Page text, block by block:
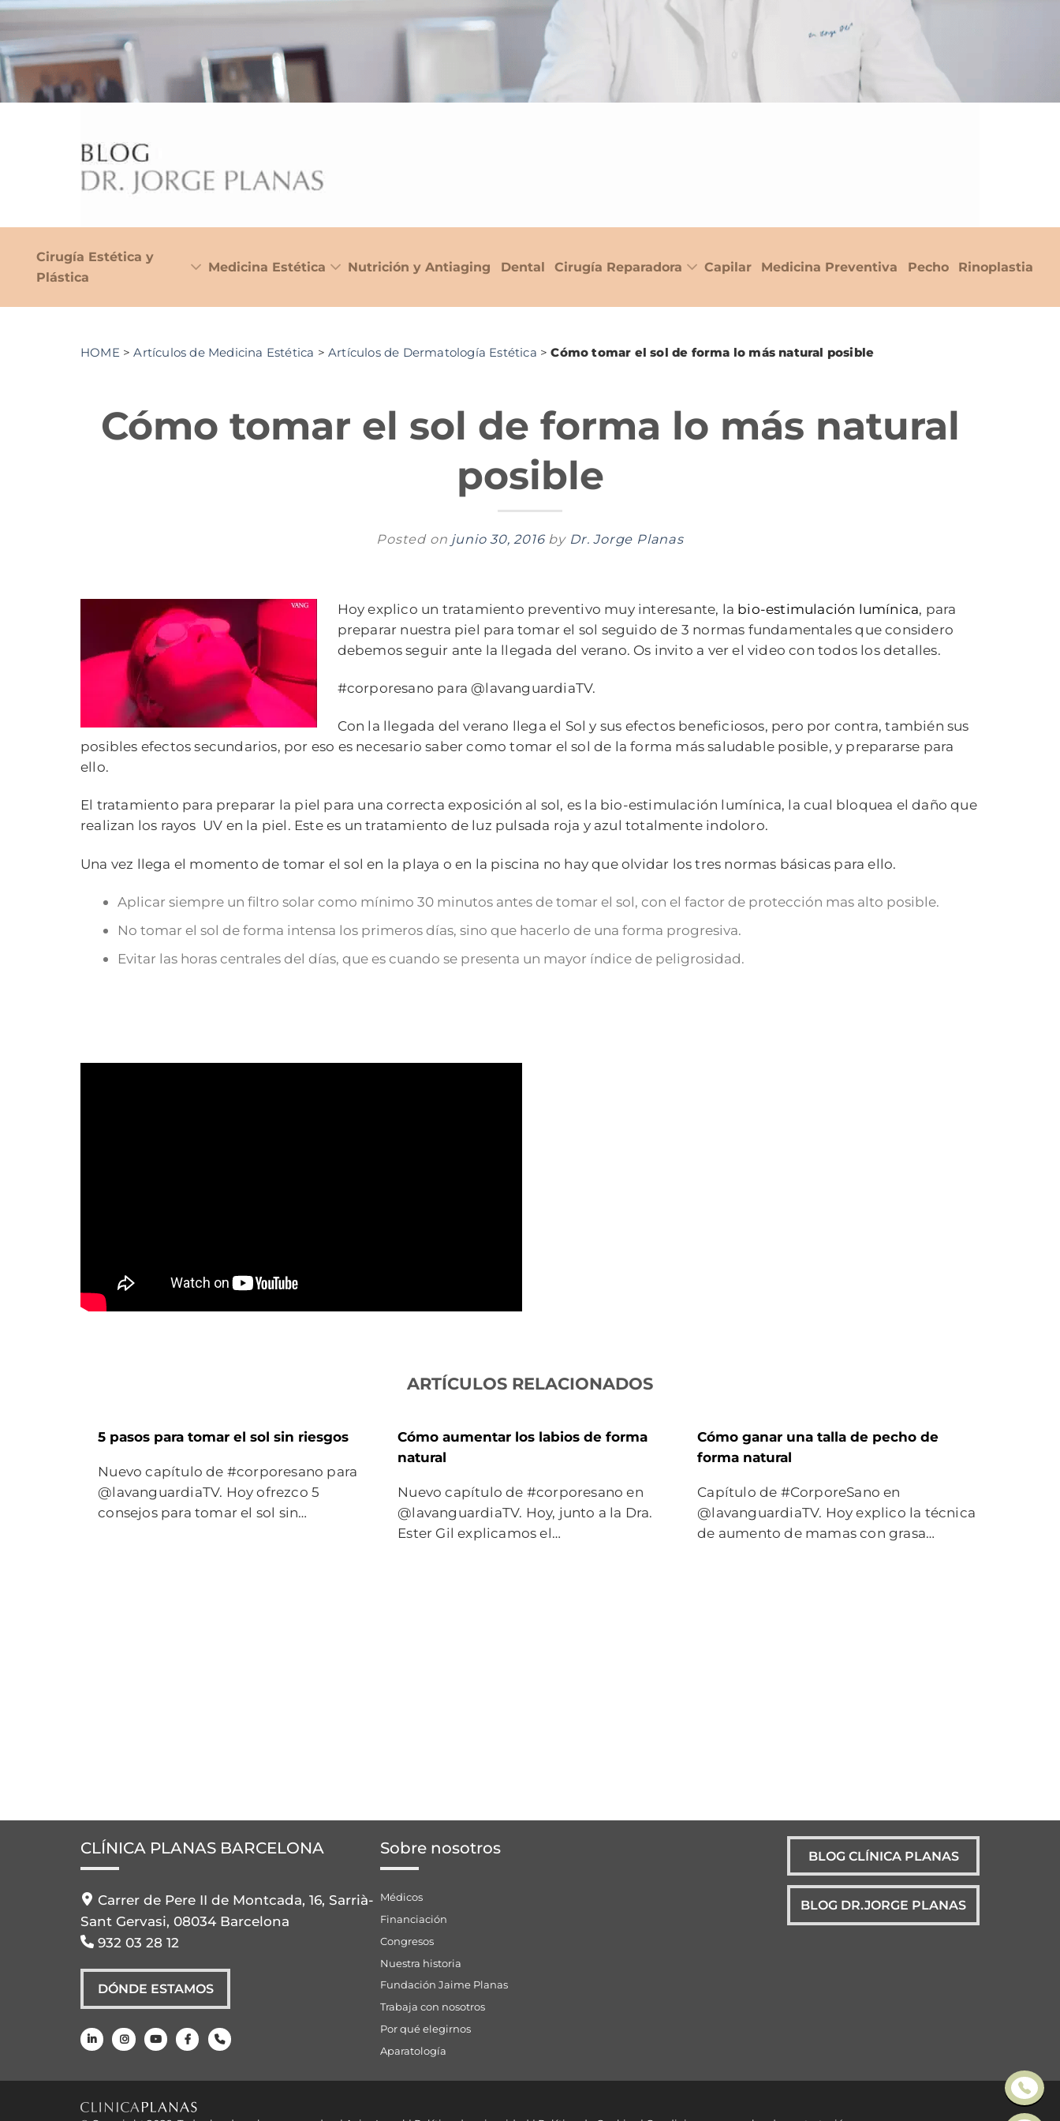
Cirugía Estética y
Plástica
Medicina Estética Nutrición y Antiaging Dental Cirugía Reparadora Capilar Medicina Preventiva Pecho Rinoplastia
HOME>Artículos de Medicina Estética >Artículos de Dermatología Estética >Cómo tomar el sol de forma lo más natural posible
Cómo tomar el sol de forma lo más natural
posible
Posted on junio 30, 2016 by Dr. Jorge Planas
Hoy explico un tratamiento preventivo muy interesante, la bio-estimulación lumínica, para
preparar nuestra piel para tomar el sol seguido de 3 normas fundamentales que considero
debemos seguir ante la llegada del verano. Os invito a ver el video con todos los detalles.
#corporesano para @lavanguardiaTV.
Con la llegada del verano llega el Sol y sus efectos beneficiosos, pero por contra, también sus
posibles efectos secundarios, por eso es necesario saber como tomar el sol de la forma más saludable posible, y prepararse para
ello.
El tratamiento para preparar la piel para una correcta exposición al sol, es la bio-estimulación lumínica, la cual bloquea el daño que
realizan los rayos UV en la piel. Este es un tratamiento de luz pulsada roja y azul totalmente indoloro.
Una vez llega el momento de tomar el sol en la playa o en la piscina no hay que olvidar los tres normas básicas para ello.
Aplicar siempre un filtro solar como mínimo 30 minutos antes de tomar el sol, con el factor de protección mas alto posible.
No tomar el sol de forma intensa los primeros días, sino que hacerlo de una forma progresiva.
Evitar las horas centrales del días, que es cuando se presenta un mayor índice de peligrosidad.
ARTÍCULOS RELACIONADOS
5 pasos para tomar el sol sin riesgos
Nuevo capítulo de #corporesano para
@lavanguardiaTV. Hoy ofrezco 5
consejos para tomar el sol sin…
Cómo aumentar los labios de forma
natural
Nuevo capítulo de #corporesano en
@lavanguardiaTV. Hoy, junto a la Dra.
Ester Gil explicamos el…
Cómo ganar una talla de pecho de
forma natural
Capítulo de #CorporeSano en
@lavanguardiaTV. Hoy explico la técnica
de aumento de mamas con grasa…
CLÍNICA PLANAS BARCELONA
Carrer de Pere II de Montcada, 16, Sarrià-
Sant Gervasi, 08034 Barcelona
932 03 28 12
DÓNDE ESTAMOS
Sobre nosotros
Médicos
Financiación
Congresos
Nuestra historia
Fundación Jaime Planas
Trabaja con nosotros
Por qué elegirnos
Aparatología
BLOG CLÍNICA PLANAS
BLOG DR.JORGE PLANAS